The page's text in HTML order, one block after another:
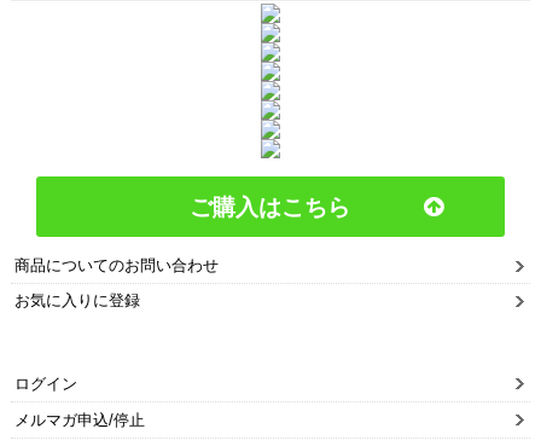
ご購入はこちら
商品についてのお問い合わせ
お気に入りに登録
ログイン
メルマガ申込/停止